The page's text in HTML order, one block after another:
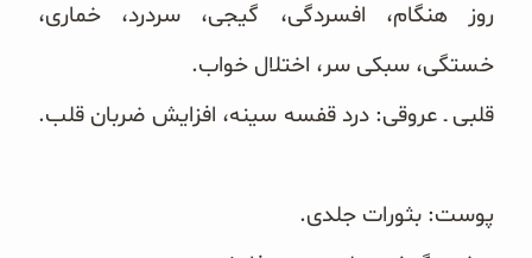
روز هنگام، افسردگی، گیجی، سردرد، خماری،
خستگی، سبکی سر، ‏اختلال خواب.
قلبی ـ عروقی: درد قفسه سینه، افزایش ضربان قلب.
پوست: بثورات جلدی.